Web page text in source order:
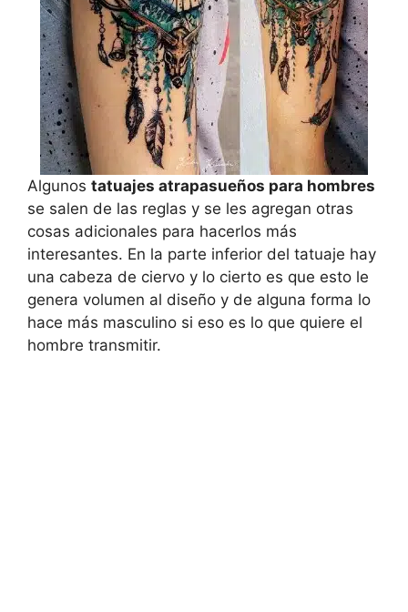
Algunos tatuajes atrapasueños para hombres
se salen de las reglas y se les agregan otras
cosas adicionales para hacerlos más
interesantes. En la parte inferior del tatuaje hay
una cabeza de ciervo y lo cierto es que esto le
genera volumen al diseño y de alguna forma lo
hace más masculino si eso es lo que quiere el
hombre transmitir.